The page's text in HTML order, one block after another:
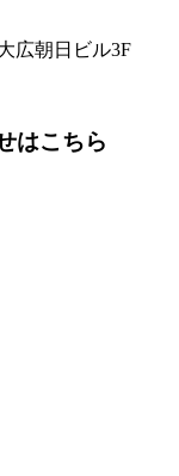
広朝日ビル3F
はこちら